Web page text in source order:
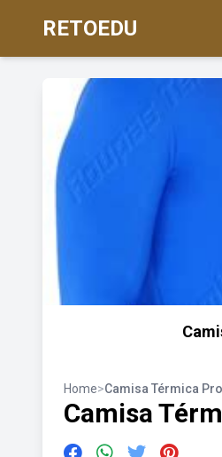
RETOEDU
Home>Camisa Térmica
Camisa